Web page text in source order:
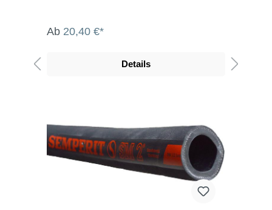
Ab 20,40 €*
Details